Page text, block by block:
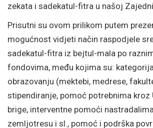
zekata i sadekatul-fitra u našoj
Prisutni su ovom prilikom putem
mogućnost vidjeti način raspodjele
sadekatul-fitra iz bejtul-mala po
fondovima, među kojima su:
obrazovanju (mektebi, medrese,
stipendiranje, pomoć potrebnima kroz
brige, interventne pomoći
zemljotresu i sl., pomoć i podrška